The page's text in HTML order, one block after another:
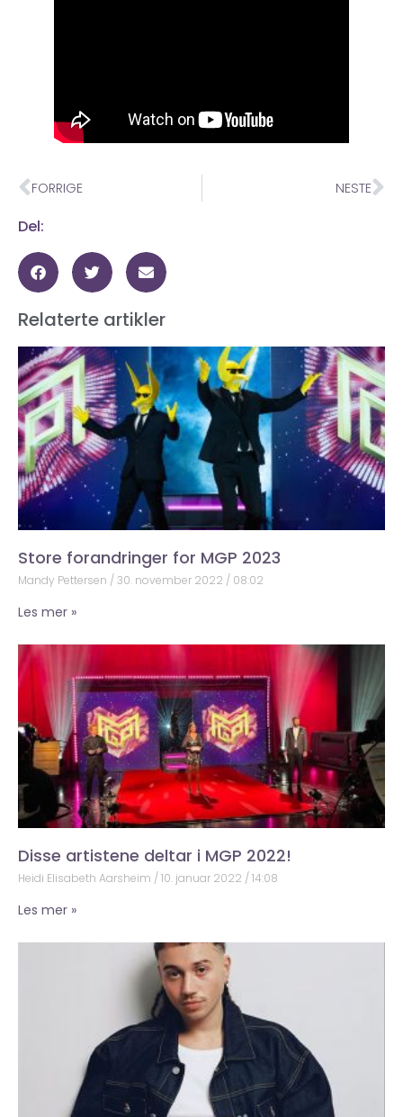
FORRIGE NESTE
Del:
Relaterte artikler
Store forandringer for MGP 2023
Mandy Pettersen 30. november 2022 08:02
Les mer »
Disse artistene deltar i MGP 2022!
Heidi Elisabeth Aarsheim 10. januar 2022 14:08
Les mer »